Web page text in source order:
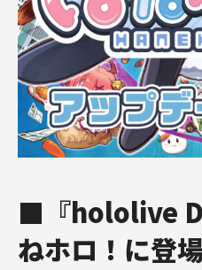
■『hololive
ねホロ！に登場